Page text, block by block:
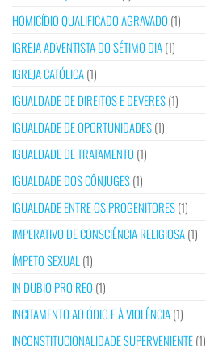
HOMICÍDIO QUALIFICADO AGRAVADO (1)
IGREJA ADVENTISTA DO SÉTIMO DIA(1)
IGREJA CATÓLICA(1)
IGUALDADE DE DIREITOS E DEVERES(1)
IGUALDADE DE OPORTUNIDADES(1)
IGUALDADE DE TRATAMENTO (1)
IGUALDADE DOS CÔNJUGES(1)
IGUALDADE ENTRE OS PROGENITORES(1)
IMPERATIVO DE CONSCIÊNCIA RELIGIOSA(1)
ÍMPETO SEXUAL (1)
IN DUBIO PRO REO (1)
INCITAMENTO AO ÓDIO E À VIOLÊNCIA(1)
INCONSTITUCIONALIDADE SUPERVENIENTE(1)